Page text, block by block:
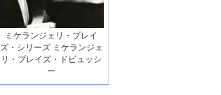
ミケランジェリ・プレイ
ズ・シリーズ ミケランジェ
リ・プレイズ・ドビュッシ
ー